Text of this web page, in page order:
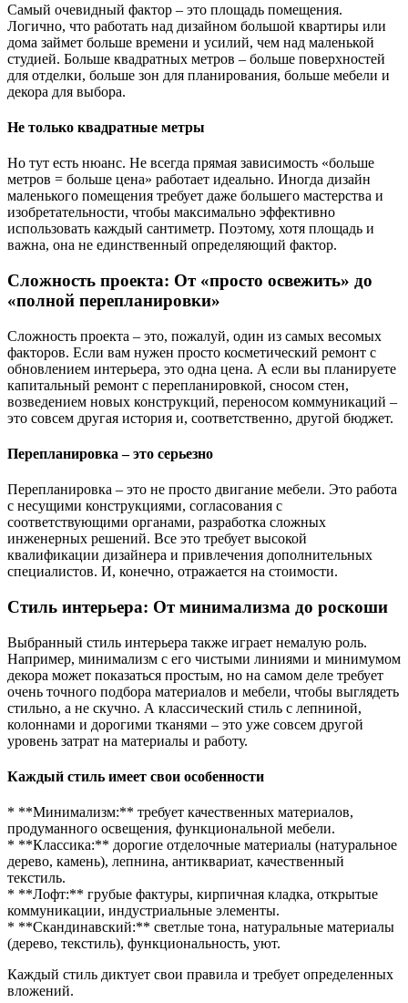
Самый очевидный фактор – это площадь помещения.
Логично, что работать над дизайном большой квартиры или
дома займет больше времени и усилий, чем над маленькой
студией. Больше квадратных метров – больше поверхностей
для отделки, больше зон для планирования, больше мебели и
декора для выбора.
Не только квадратные метры
Но тут есть нюанс. Не всегда прямая зависимость «больше
метров = больше цена» работает идеально. Иногда дизайн
маленького помещения требует даже большего мастерства и
изобретательности, чтобы максимально эффективно
использовать каждый сантиметр. Поэтому, хотя площадь и
важна, она не единственный определяющий фактор.
Сложность проекта: От «просто освежить» до
«полной перепланировки»
Сложность проекта – это, пожалуй, один из самых весомых
факторов. Если вам нужен просто косметический ремонт с
обновлением интерьера, это одна цена. А если вы планируете
капитальный ремонт с перепланировкой, сносом стен,
возведением новых конструкций, переносом коммуникаций –
это совсем другая история и, соответственно, другой бюджет.
Перепланировка – это серьезно
Перепланировка – это не просто двигание мебели. Это работа
с несущими конструкциями, согласования с
соответствующими органами, разработка сложных
инженерных решений. Все это требует высокой
квалификации дизайнера и привлечения дополнительных
специалистов. И, конечно, отражается на стоимости.
Стиль интерьера: От минимализма до роскоши
Выбранный стиль интерьера также играет немалую роль.
Например, минимализм с его чистыми линиями и минимумом
декора может показаться простым, но на самом деле требует
очень точного подбора материалов и мебели, чтобы выглядеть
стильно, а не скучно. А классический стиль с лепниной,
колоннами и дорогими тканями – это уже совсем другой
уровень затрат на материалы и работу.
Каждый стиль имеет свои особенности
* **Минимализм:** требует качественных материалов,
продуманного освещения, функциональной мебели.
* **Классика:** дорогие отделочные материалы (натуральное
дерево, камень), лепнина, антиквариат, качественный
текстиль.
* **Лофт:** грубые фактуры, кирпичная кладка, открытые
коммуникации, индустриальные элементы.
* **Скандинавский:** светлые тона, натуральные материалы
(дерево, текстиль), функциональность, уют.
Каждый стиль диктует свои правила и требует определенных
вложений.